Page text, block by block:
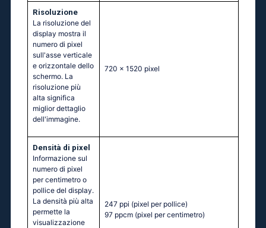
Risoluzione
La risoluzione del
display mostra il
numero di pixel
sull'asse verticale
e orizzontale dello
schermo. La
risoluzione più
alta significa
miglior dettaglio
dell'immagine.
720 x 1520 pixel
Densità di pixel
Informazione sul
numero di pixel
per centimetro o
pollice del display.
La densità più alta
permette la
visualizzazione
247 ppi (pixel per pollice)
97 ppcm (pixel per centimetro)